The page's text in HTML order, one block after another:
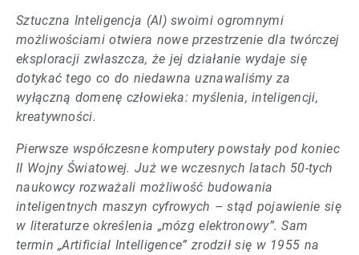
Sztuczna Inteligencja (AI) swoimi ogromnymi
możliwościami otwiera nowe przestrzenie dla twórczej
eksploracji zwłaszcza, że jej działanie wydaje się
dotykać tego co do niedawna uznawaliśmy za
wyłączną domenę człowieka: myślenia, inteligencji,
kreatywności.
Pierwsze współczesne komputery powstały pod koniec
II Wojny Światowej. Już we wczesnych latach 50-tych
naukowcy rozważali możliwość budowania
inteligentnych maszyn cyfrowych – stąd pojawienie się
w literaturze określenia „mózg elektronowy”. Sam
termin „Artificial Intelligence” zrodził się w 1955 na